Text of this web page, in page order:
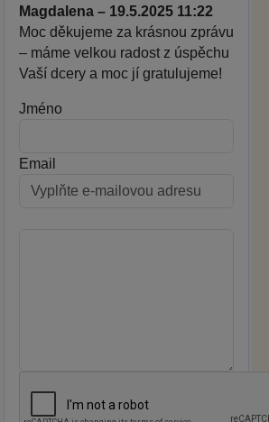
Magdalena – 19.5.2025 11:22
Moc děkujeme za krásnou zprávu
– máme velkou radost z úspěchu
Vaší dcery a moc jí gratulujeme!
Jméno
Email